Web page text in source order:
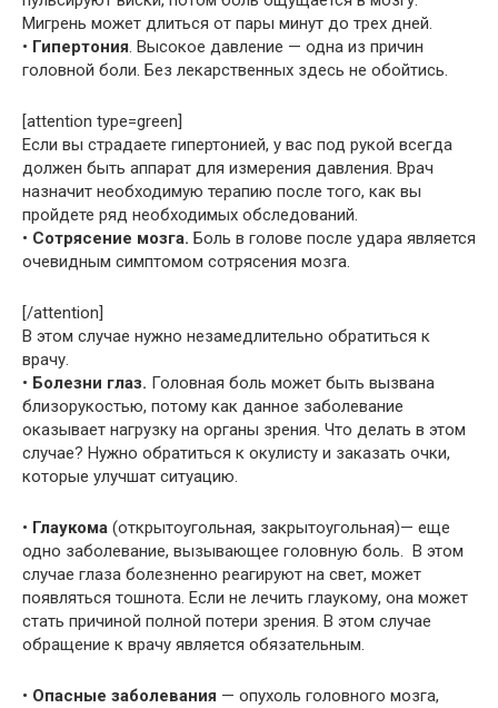
Мигрень может длиться от пары минут до трех дней.
• Гипертония. Высокое давление — одна из причин
головной боли. Без лекарственных здесь не обойтись.
[attention type=green]
Если вы страдаете гипертонией, у вас под рукой всегда
должен быть аппарат для измерения давления. Врач
назначит необходимую терапию после того, как вы
пройдете ряд необходимых обследований.
• Сотрясение мозга. Боль в голове после удара является
очевидным симптомом сотрясения мозга.
[/attention]
В этом случае нужно незамедлительно обратиться к
врачу.
• Болезни глаз. Головная боль может быть вызвана
близорукостью, потому как данное заболевание
оказывает нагрузку на органы зрения. Что делать в этом
случае? Нужно обратиться к окулисту и заказать очки,
которые улучшат ситуацию.
• Глаукома (открытоугольная, закрытоугольная)— еще
одно заболевание, вызывающее головную боль. В этом
случае глаза болезненно реагируют на свет, может
появляться тошнота. Если не лечить глаукому, она может
стать причиной полной потери зрения. В этом случае
обращение к врачу является обязательным.
• Опасные заболевания — опухоль головного мозга,